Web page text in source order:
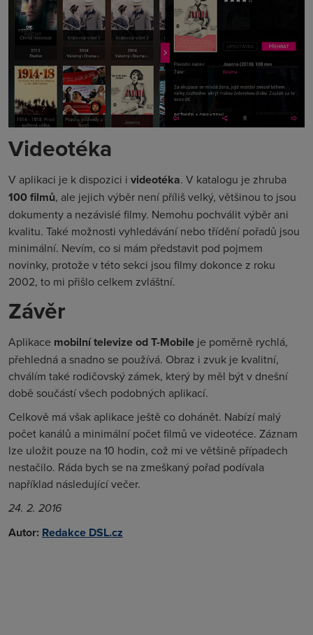
Videotéka
V aplikaci je k dispozici i videotéka. V katalogu je zhruba
100 filmů, ale jejich výběr není příliš velký, většinou to jsou
dokumenty a nezávislé filmy. Nemohu pochválit výběr ani
kvalitu. Také možnosti vyhledávání nebo třídění pořadů jsou
minimální. Nevím, co si mám představit pod pojmem
novinky, protože v této sekci jsou filmy dokonce z roku
2002, to mi přišlo celkem zvláštní.
Závěr
Aplikace mobilní televize od T-Mobile je poměrně rychlá,
přehledná a snadno se používá. Obraz i zvuk je kvalitní,
chválím také rodičovský zámek, který by měl být v dnešní
době součástí všech podobných aplikací.
Celkově má však aplikace ještě co dohánět. Nabízí malý
počet kanálů a minimální počet filmů ve videotéce. Záznam
lze uložit pouze na 10 hodin, což mi ve většině případech
nestačilo. Ráda bych se na zmeškaný pořad podívala
například následující večer.
24. 2. 2016
Autor: Redakce DSL.cz